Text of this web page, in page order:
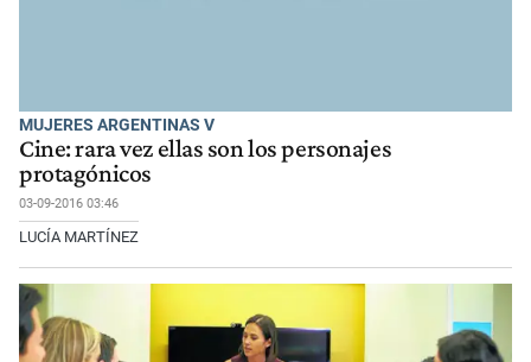
MUJERES ARGENTINAS V
Cine: rara vez ellas son los personajes
protagónicos
03-09-2016 03:46
LUCÍA MARTÍNEZ